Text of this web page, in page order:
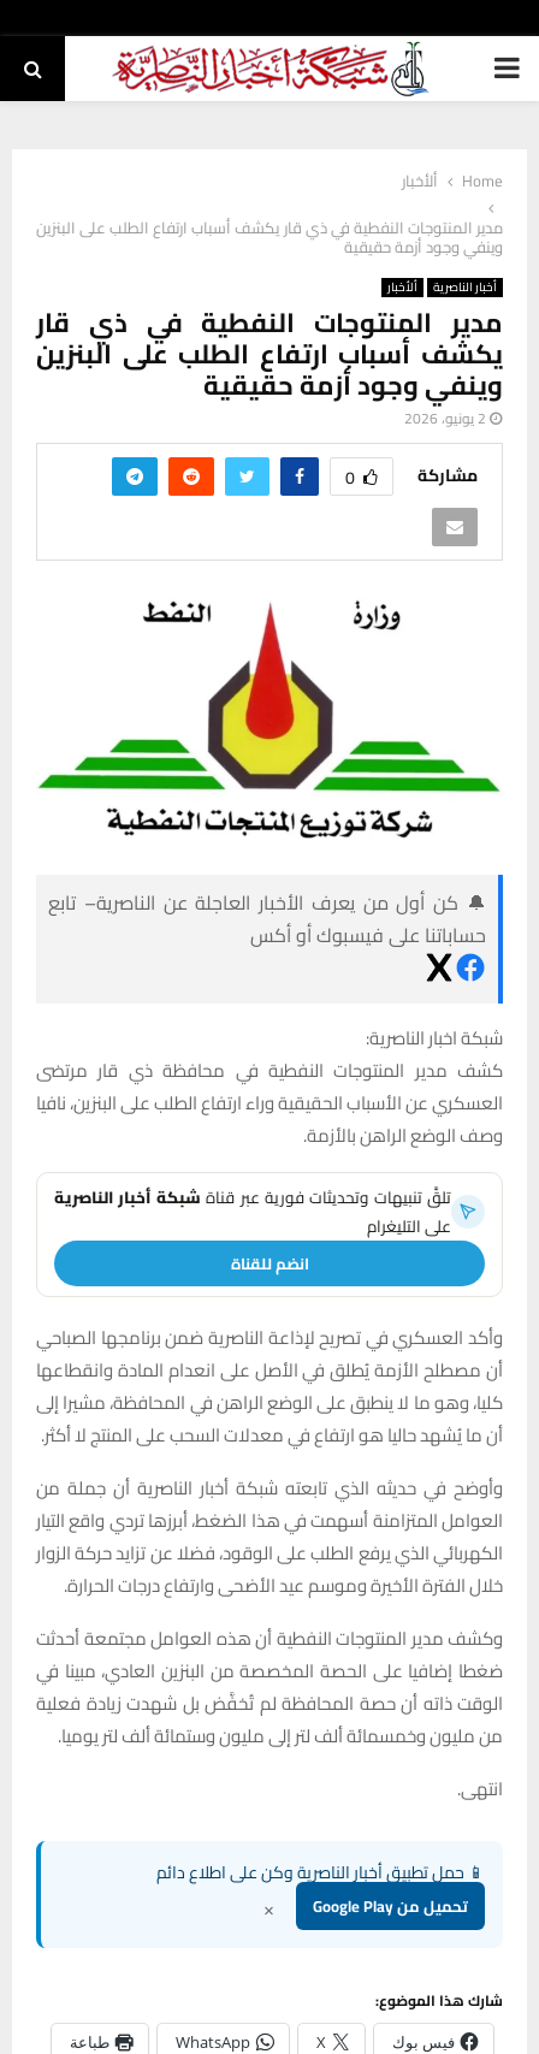
PRIMARY
Home
ألأخبار
مدير المنتوجات النفطية في ذي قار يكشف أسباب ارتفاع الطلب على البنزين
وينفي وجود أزمة حقيقية
أخبار الناصرية ألأخبار
مدير المنتوجات النفطية في ذي قار
يكشف أسباب ارتفاع الطلب على البنزين
وينفي وجود أزمة حقيقية
2 يونيو، 2026
مشاركة 0
🔔 كن أول من يعرف الأخبار العاجلة عن الناصرية– تابع
حساباتنا على فيسبوك أو أكس
شبكة اخبار الناصرية:
كشف مدير المنتوجات النفطية في محافظة ذي قار مرتضى
العسكري عن الأسباب الحقيقية وراء ارتفاع الطلب على البنزين، نافيا
وصف الوضع الراهن بالأزمة.
تلقَّ تنبيهات وتحديثات فورية عبر قناةشبكة أخبار الناصرية
على التليغرام
انضم للقناة
وأكد العسكري في تصريح لإذاعة الناصرية ضمن برنامجها الصباحي
أن مصطلح الأزمة يُطلق في الأصل على انعدام المادة وانقطاعها
كليا، وهو ما لا ينطبق على الوضع الراهن في المحافظة، مشيرا إلى
أن ما يُشهد حاليا هو ارتفاع في معدلات السحب على المنتج لا أكثر.
وأوضح في حديثه الذي تابعته شبكة أخبار الناصرية أن جملة من
العوامل المتزامنة أسهمت في هذا الضغط، أبرزها تردي واقع التيار
الكهربائي الذي يرفع الطلب على الوقود، فضلا عن تزايد حركة الزوار
خلال الفترة الأخيرة وموسم عيد الأضحى وارتفاع درجات الحرارة.
وكشف مدير المنتوجات النفطية أن هذه العوامل مجتمعة أحدثت
ضغطا إضافيا على الحصة المخصصة من البنزين العادي، مبينا في
الوقت ذاته أن حصة المحافظة لم تُخفَّض بل شهدت زيادة فعلية
من مليون وخمسمائة ألف لتر إلى مليون وستمائة ألف لتر يوميا.
انتهى.
📱 حمل تطبيق أخبار الناصرية وكن على اطلاع دائم
تحميل من Google Play ×
شارك هذا الموضوع:
فيس بوك X
WhatsApp طباعة